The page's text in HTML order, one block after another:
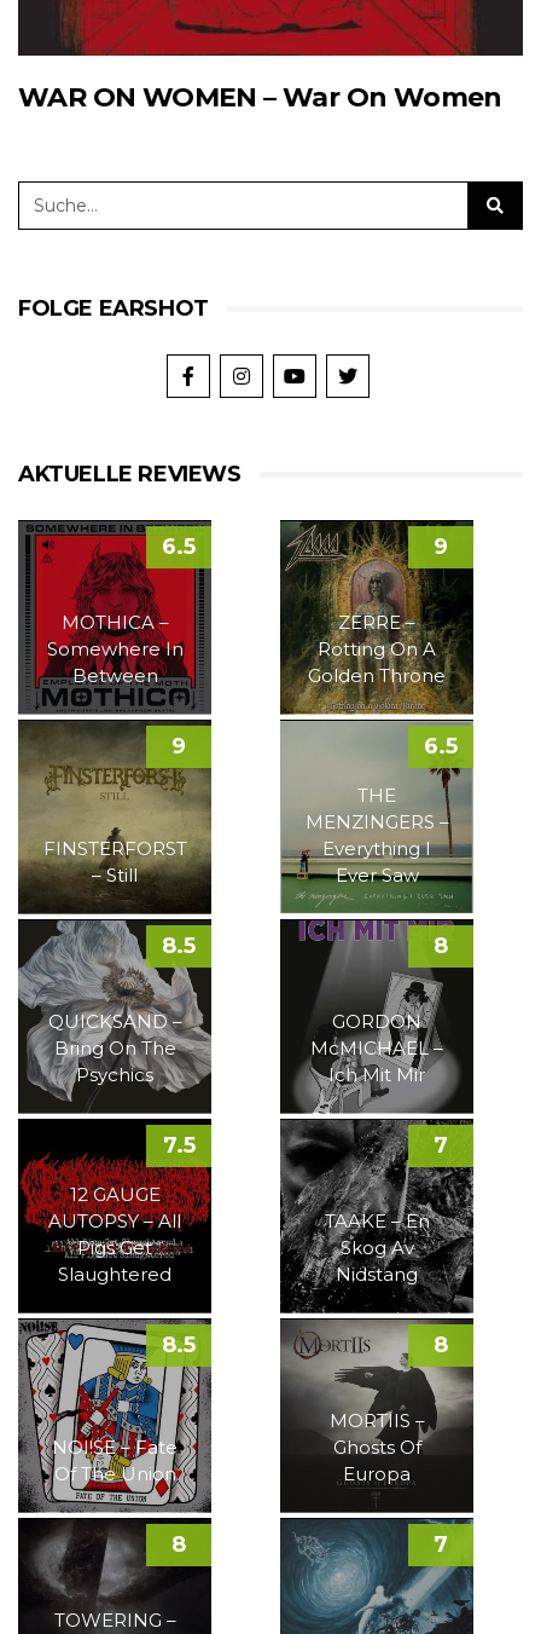
WAR ON WOMEN – War On Women
FOLGE EARSHOT
AKTUELLE REVIEWS
MOTHICA –
Somewhere In
Between
6.5
ZERRE –
Rotting On A
Golden Throne
9
FINSTERFORST
– Still
9
THE
MENZINGERS –
Everything I
Ever Saw
6.5
QUICKSAND –
Bring On The
Psychics
8.5
GORDON
McMICHAEL –
Ich Mit Mir
8
12 GAUGE
AUTOPSY – All
Pigs Get
Slaughtered
7.5
TAAKE – En
Skog Av
Nidstang
7
NOI!SE – Fate
Of The Union
8.5
MORTIIS –
Ghosts Of
Europa
8
TOWERING –
8 7